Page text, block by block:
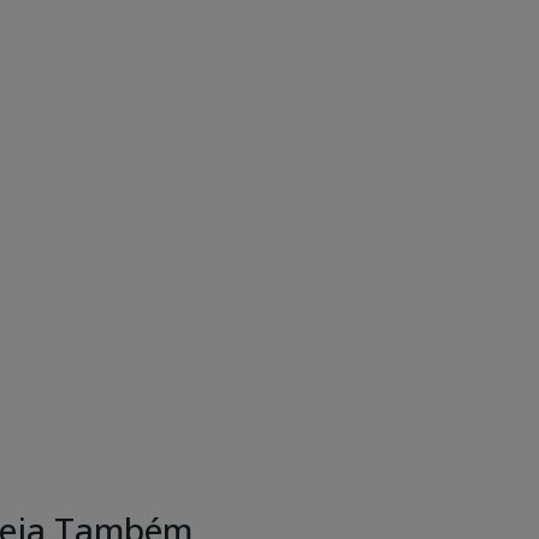
Também